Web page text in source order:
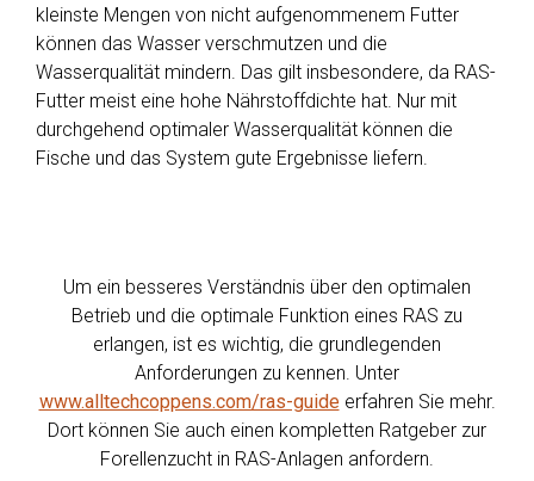
kleinste Mengen von nicht aufgenommenem Futter
können das Wasser verschmutzen und die
Wasserqualität mindern. Das gilt insbesondere, da RAS-
Futter meist eine hohe Nährstoffdichte hat. Nur mit
durchgehend optimaler Wasserqualität können die
Fische und das System gute Ergebnisse liefern.
Um ein besseres Verständnis über den optimalen
Betrieb und die optimale Funktion eines RAS zu
erlangen, ist es wichtig, die grundlegenden
Anforderungen zu kennen. Unter
www.alltechcoppens.com/ras-guideerfahren Sie mehr.
Dort können Sie auch einen kompletten Ratgeber zur
Forellenzucht in RAS-Anlagen anfordern.